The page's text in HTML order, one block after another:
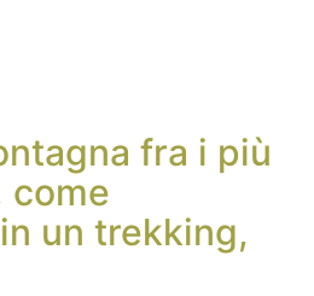
fra i più
come
un trekking,